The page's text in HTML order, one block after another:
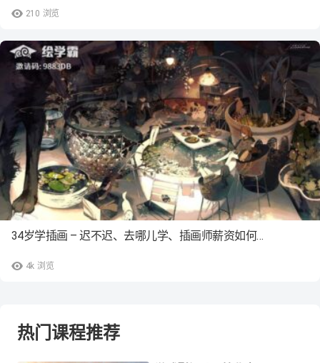
210 浏览
4k 浏览
34岁学插画 – 迟不迟、去哪儿学、插画师薪资如何…
热门课程推荐